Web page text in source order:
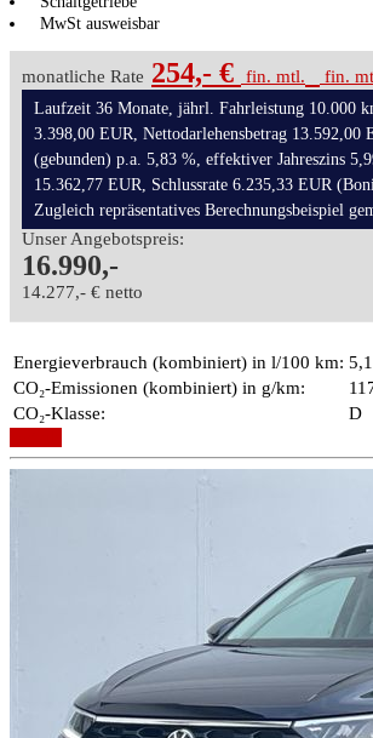
MwSt ausweisbar
monatliche Rate 254,- € fin. mtl. fin.
Laufzeit 36 Monate, jährl. Fahrleistung 10.000
3.398,00 EUR, Nettodarlehensbetrag 13.592,00
(gebunden) p.a. 5,83 %, effektiver Jahreszins
15.362,77 EUR, Schlussrate 6.235,33 EUR
Zugleich repräsentatives Berechnungsbeispiel
Unser Angebotspreis:
16.990,-
14.277,- € netto
Energieverbrauch (kombiniert) in l/100 km: 5,1
CO₂-Emissionen (kombiniert) in g/km:
CO₂-Klasse:
D